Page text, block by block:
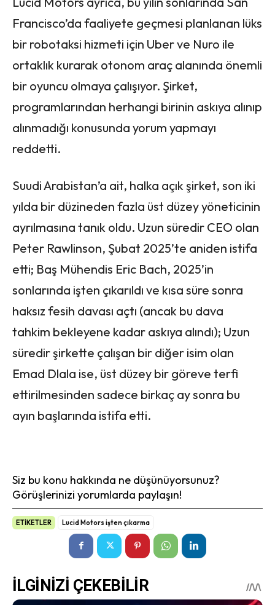
Francisco’da faaliyete geçmesi planlanan lüks
bir robotaksi hizmeti için Uber ve Nuro ile
ortaklık kurarak otonom araç alanında önemli
bir oyuncu olmaya çalışıyor. Şirket,
programlarından herhangi birinin askıya alınıp
alınmadığı konusunda yorum yapmayı
reddetti.
Suudi Arabistan’a ait, halka açık şirket, son iki
yılda bir düzineden fazla üst düzey yöneticinin
ayrılmasına tanık oldu. Uzun süredir CEO olan
Peter Rawlinson, Şubat 2025’te aniden istifa
etti; Baş Mühendis Eric Bach, 2025’in
sonlarında işten çıkarıldı ve kısa süre sonra
haksız fesih davası açtı (ancak bu dava
tahkim bekleyene kadar askıya alındı); Uzun
süredir şirkette çalışan bir diğer isim olan
Emad Dlala ise, üst düzey bir göreve terfi
ettirilmesinden sadece birkaç ay sonra bu
ayın başlarında istifa etti.
Siz bu konu hakkında ne düşünüyorsunuz?
Görüşlerinizi yorumlarda paylaşın!
ETİKETLER Lucid Motors işten çıkarma